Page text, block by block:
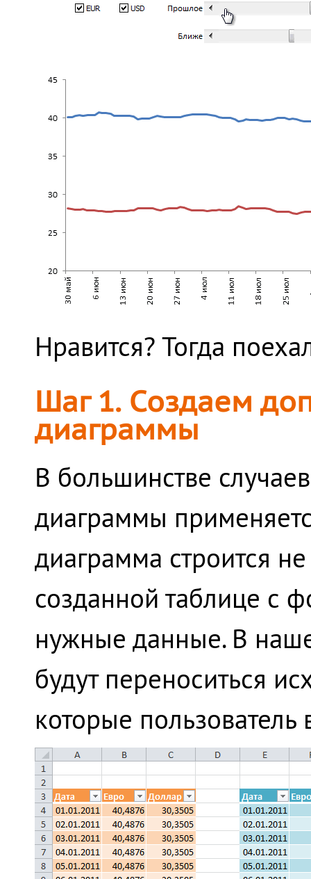
Нравится? Тогда
Шаг 1. Создаем
диаграммы
В большинстве
диаграммы
диаграмма строится
созданной таблице с
нужные данные. В
будут переноситься
которые